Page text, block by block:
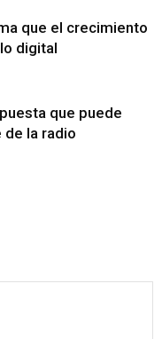
que el crecimiento
digital
que puede
de la radio